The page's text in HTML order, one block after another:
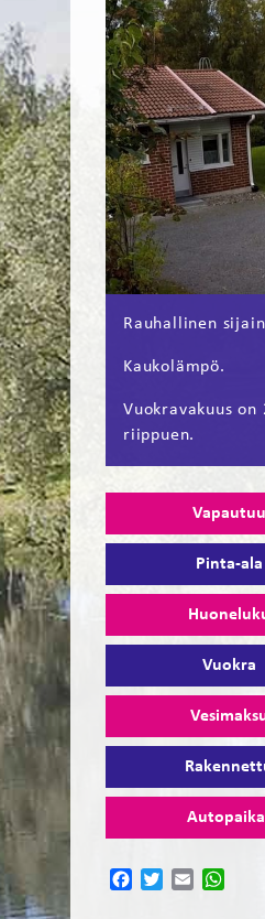
Rauhallinen
Kaukolämpö.
Vuokravakuus
riippuen.
Vapautuu
Pinta-ala
Vuokra
FacebookTwitterEmail